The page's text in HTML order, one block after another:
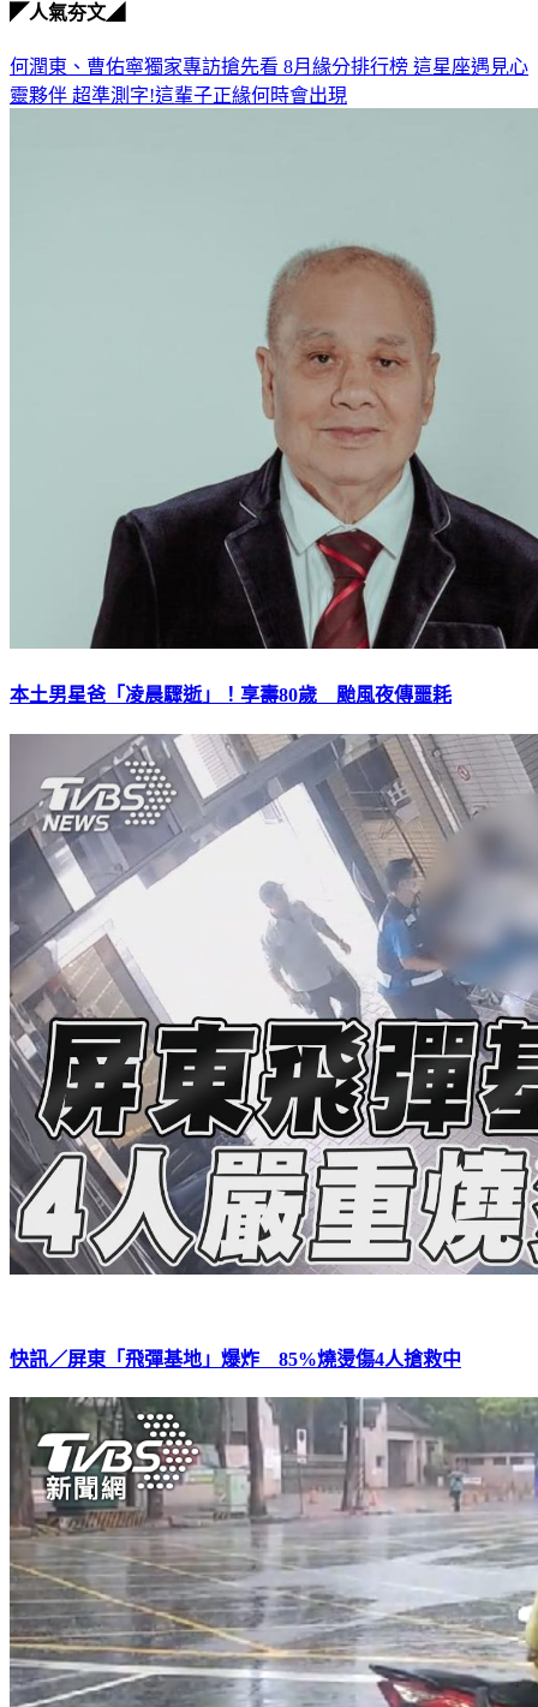
◤人氣夯文◢
何潤東、曹佑寧獨家專訪搶先看 8月緣分排行榜 這星座遇見心
靈夥伴 超準測字!這輩子正緣何時會出現
本土男星爸「凌晨驟逝」！享壽80歲 颱風夜傳噩耗
快訊／屏東「飛彈基地」爆炸 85%燒燙傷4人搶救中